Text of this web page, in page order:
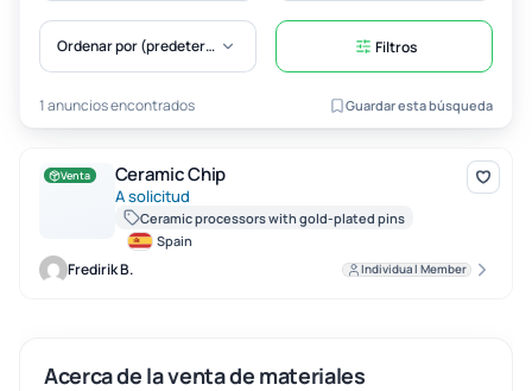
Ordenar por (predeterminado) Filtros
1 anuncios encontrados Guardar esta búsqueda
Ceramic Chip
Venta Ceramic Chip
A solicitud
Ceramic processors with gold-plated pins
Spain
Fredirik B. Individual Member
Acerca de la venta de materiales